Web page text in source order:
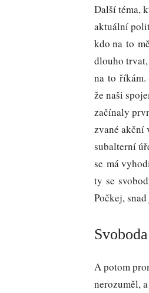
Další téma,
aktuální
kdo na to
dlouho
na to říkám.
že naši
začínaly
zvané akční
subalterní
se má
ty se
Počkej,
A potom
nerozuměl,